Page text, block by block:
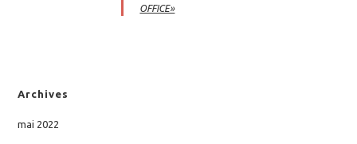
OFFICE»
Archives
mai 2022